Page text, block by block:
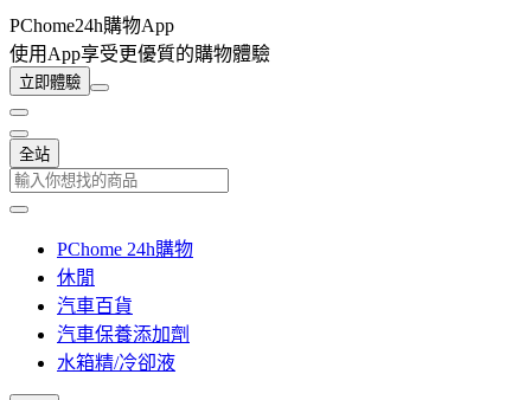
PChome24h購物App
使用App享受更優質的購物體驗
立即體驗
全站
PChome 24h購物
休閒
汽車百貨
汽車保養添加劑
水箱精/冷卻液